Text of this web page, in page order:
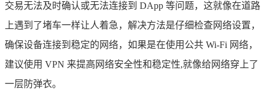
交易无法及时确认或无法连接到 DApp 等问题，这就像在道路
上遇到了堵车一样让人着急，解决方法是仔细检查网络设置，
确保设备连接到稳定的网络，如果是在使用公共 Wi-Fi 网络，
建议使用 VPN 来提高网络安全性和稳定性,就像给网络穿上了
一层防弹衣。